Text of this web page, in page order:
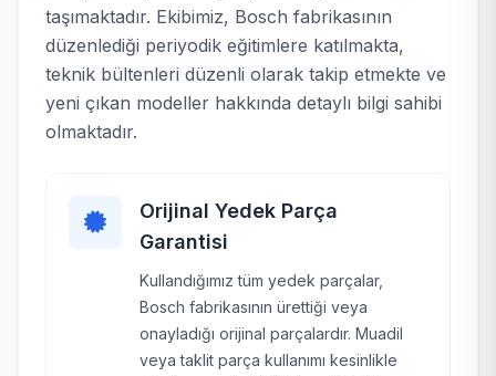
taşımaktadır. Ekibimiz, Bosch fabrikasının
düzenlediği periyodik eğitimlere katılmakta,
teknik bültenleri düzenli olarak takip etmekte ve
yeni çıkan modeller hakkında detaylı bilgi sahibi
olmaktadır.
Orijinal Yedek Parça
Garantisi
Kullandığımız tüm yedek parçalar,
Bosch fabrikasının ürettiği veya
onayladığı orijinal parçalardır. Muadil
veya taklit parça kullanımı kesinlikle